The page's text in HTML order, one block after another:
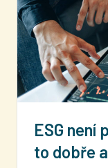
ESG není
to dobře